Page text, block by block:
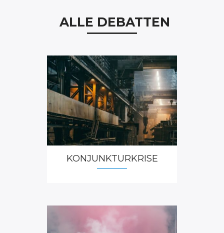
FACHKRÄFTEMANGEL
FINANZMÄRKTE
schnell auf die Politik – anklagend und Hilfe fordernd. ...
PRO & CONTRA SUBVENTIONEN
Es wird viel Geld für Produkte ausgegeben,
die bald obsolet sein könnten
11. Juni 2024: Der Aufbau einer eigenen Chipindustrie
beispielsweise verschlingt sehr hohe Fixkosten, es
geht um gigantische Summen. Gleichzeitig veralten
Chips sehr schnell, denn die technologische
Entwicklung verläuft ...
Für die mangelnde Arbeitsmoral gibt es
höchstens anekdotische Evidenz
ALLE DEBATTEN
KONJUNKTURKRISE